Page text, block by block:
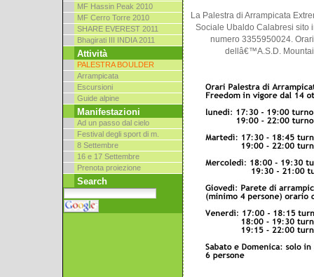
MF Hassin Peak 2010
MF Cerro Torre 2010
SHARE EVEREST 2011
Bhagirati III INDIA 2011
Attività
PALESTRA BOULDER
Arrampicata
Escursioni
Guide alpine
Manifestazioni
Ad un passo dal cielo
Festival degli sport di m.
8 Settembre
16 e 17 Settembre
Prenota proiezione
Search
La Palestra di Arrampicata
Sociale Ubaldo Calabresi sito
numero 3355950024.
dellâ€™A.S.D.